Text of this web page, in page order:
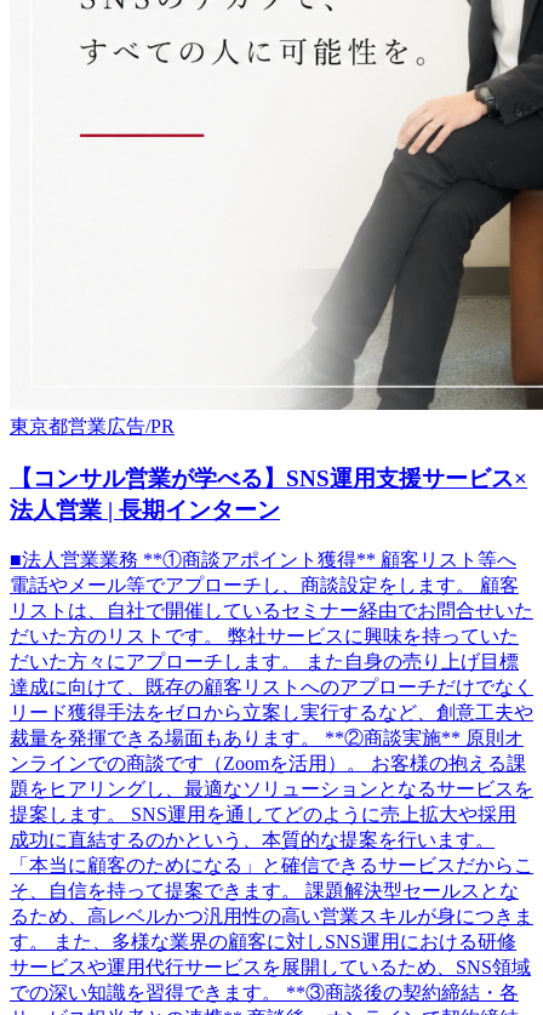
東京都営業広告/PR
【コンサル営業が学べる】SNS運用支援サービス×
法人営業 | 長期インターン
■法人営業業務 **①商談アポイント獲得** 顧客リスト等へ
電話やメール等でアプローチし、商談設定をします。 顧客
リストは、自社で開催しているセミナー経由でお問合せいた
だいた方のリストです。 弊社サービスに興味を持っていた
だいた方々にアプローチします。 また自身の売り上げ目標
達成に向けて、既存の顧客リストへのアプローチだけでなく
リード獲得手法をゼロから立案し実行するなど、創意工夫や
裁量を発揮できる場面もあります。 **②商談実施** 原則オ
ンラインでの商談です（Zoomを活用）。 お客様の抱える課
題をヒアリングし、最適なソリューションとなるサービスを
提案します。 SNS運用を通してどのように売上拡大や採用
成功に直結するのかという、本質的な提案を行います。
「本当に顧客のためになる」と確信できるサービスだからこ
そ、自信を持って提案できます。 課題解決型セールスとな
るため、高レベルかつ汎用性の高い営業スキルが身につきま
す。 また、多様な業界の顧客に対しSNS運用における研修
サービスや運用代行サービスを展開しているため、SNS領域
での深い知識を習得できます。 **③商談後の契約締結・各